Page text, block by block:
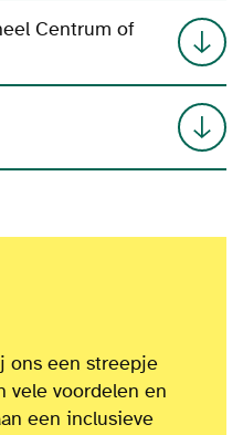
Centrum of
ons een streepje
vele voordelen en
een inclusieve